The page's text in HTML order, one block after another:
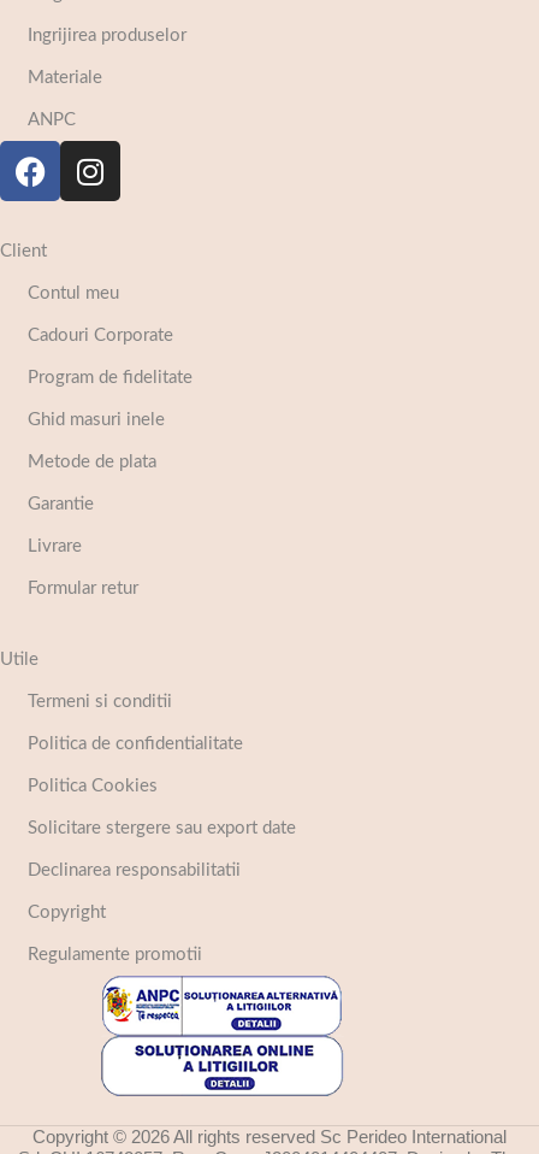
Ingrijirea produselor
Materiale
ANPC
Client
Contul meu
Cadouri Corporate
Program de fidelitate
Ghid masuri inele
Metode de plata
Garantie
Livrare
Formular retur
Utile
Termeni si conditii
Politica de confidentialitate
Politica Cookies
Solicitare stergere sau export date
Declinarea responsabilitatii
Copyright
Regulamente promotii
Copyright © 2026 All rights reserved Sc Perideo International